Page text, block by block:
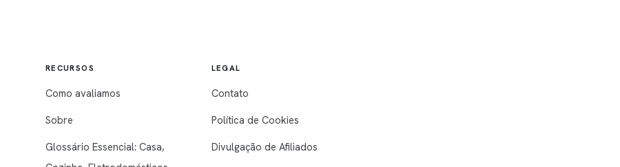
RECURSOS
Como avaliamos
Sobre
Glossário Essencial: Casa,
LEGAL
Contato
Política de Cookies
Divulgação de Afiliados